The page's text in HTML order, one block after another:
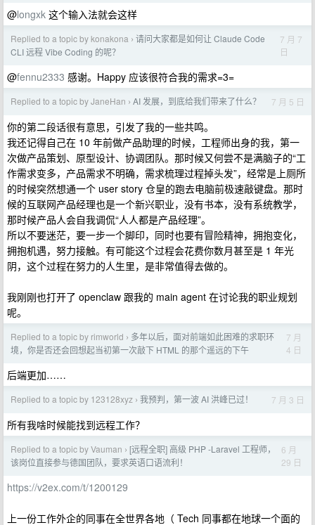
@longxk 这个输入法就会这样
Replied to a topic by konakona › 请问大家都是如何让 Claude Code
CLI 远程 Vibe Coding 的呢？
7 月 7
日
@fennu2333 感谢。Happy 应该很符合我的需求=3=
Replied to a topic by JaneHan › AI 发展，到底给我们带来了什么？ 7 月 5 日
你的第二段话很有意思，引发了我的一些共鸣。
我还记得自己在 10 年前做产品助理的时候，工程师出身的我，第一
次做产品策划、原型设计、协调团队。那时候又何尝不是满脑子的“工
作需求变多，产品需求不明确，需求梳理过程掉头发”，经常是上厕所
的时候突然想通一个 user story 仓皇的跑去电脑前极速敲键盘。那时
候的互联网产品经理也是一个新兴职业，没有书本，没有系统教学，
那时候产品人会自我调侃“人人都是产品经理”。
所以不要迷茫，要一步一个脚印，同时也要有冒险精神，拥抱变化，
拥抱机遇，努力接触。有可能这个过程会花费你数月甚至是 1 年光
阴，这个过程在努力的人生里，是非常值得去做的。
我刚刚也打开了 openclaw 跟我的 main agent 在讨论我的职业规划
呢。
Replied to a topic by rimworld › 多年以后，面对前端如此困难的求职环
境，你是否还会回想起当初第一次敲下 HTML 的那个遥远的下午
7 月
4 日
后端更加……
Replied to a topic by 123128xyz › 我预判，第一波 AI 洪峰已过！ 7 月 3 日
所有我啥时候能找到远程工作？
Replied to a topic by Vauman › [远程全职] 高级 PHP -Laravel 工程师，
该岗位直接参与德国团队，要求英语口语流利！
6 月
29 日
https://v2ex.com/t/1200129
上一份工作外企的同事在全世界各地（ Tech 同事都在地球一个面的